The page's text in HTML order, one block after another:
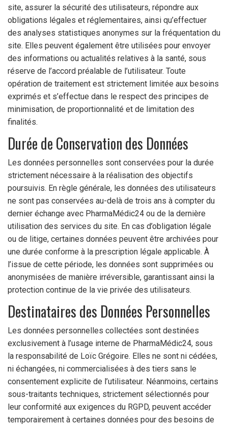
site, assurer la sécurité des utilisateurs, répondre aux
obligations légales et réglementaires, ainsi qu’effectuer
des analyses statistiques anonymes sur la fréquentation du
site. Elles peuvent également être utilisées pour envoyer
des informations ou actualités relatives à la santé, sous
réserve de l’accord préalable de l’utilisateur. Toute
opération de traitement est strictement limitée aux besoins
exprimés et s’effectue dans le respect des principes de
minimisation, de proportionnalité et de limitation des
finalités.
Durée de Conservation des Données
Les données personnelles sont conservées pour la durée
strictement nécessaire à la réalisation des objectifs
poursuivis. En règle générale, les données des utilisateurs
ne sont pas conservées au-delà de trois ans à compter du
dernier échange avec PharmaMédic24 ou de la dernière
utilisation des services du site. En cas d’obligation légale
ou de litige, certaines données peuvent être archivées pour
une durée conforme à la prescription légale applicable. À
l’issue de cette période, les données sont supprimées ou
anonymisées de manière irréversible, garantissant ainsi la
protection continue de la vie privée des utilisateurs.
Destinataires des Données Personnelles
Les données personnelles collectées sont destinées
exclusivement à l’usage interne de PharmaMédic24, sous
la responsabilité de Loïc Grégoire. Elles ne sont ni cédées,
ni échangées, ni commercialisées à des tiers sans le
consentement explicite de l’utilisateur. Néanmoins, certains
sous-traitants techniques, strictement sélectionnés pour
leur conformité aux exigences du RGPD, peuvent accéder
temporairement à certaines données pour des besoins de